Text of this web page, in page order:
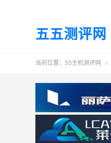
五五测评网
当前位置： 55主机测评网 